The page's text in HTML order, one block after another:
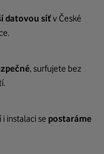
datovou síťv České
, surfujete bez
instalaci se postaráme